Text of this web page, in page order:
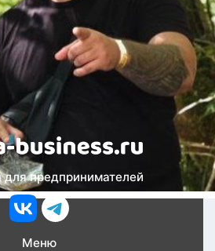
предпринимателей
Меню